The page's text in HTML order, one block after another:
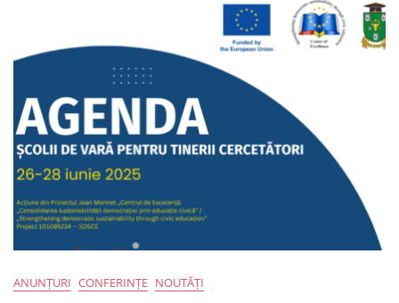
La
Conferința
Cercetătorilor
Europa
Centrală
Est
ANUNȚURI CONFERINȚE NOUTĂȚI